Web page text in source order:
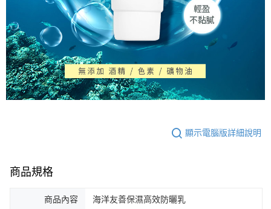
顯示電腦版詳細說明
商品規格
商品內容 海洋友善保濕高效防曬乳